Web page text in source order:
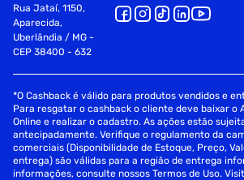
Rua Jataí, 1150,
Aparecida,
Uberlândia / MG -
CEP 38400 - 632
*O Cashback é válido para produtos vendidos e
Para resgatar o cashback o cliente deve baixar o
Online e realizar o cadastro. As ações estão
antecipadamente. Verifique o regulamento da
comerciais (Disponibilidade de Estoque, Preço,
entrega) são válidas para a região de entrega
informações, consulte nossos Termos de Uso.